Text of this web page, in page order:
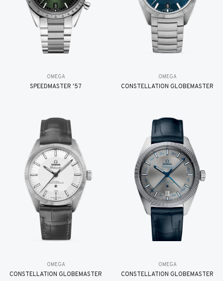
OMEGA
SPEEDMASTER '57
OMEGA
CONSTELLATION GLOBEMASTER
OMEGA
CONSTELLATION GLOBEMASTER
OMEGA
CONSTELLATION GLOBEMASTER